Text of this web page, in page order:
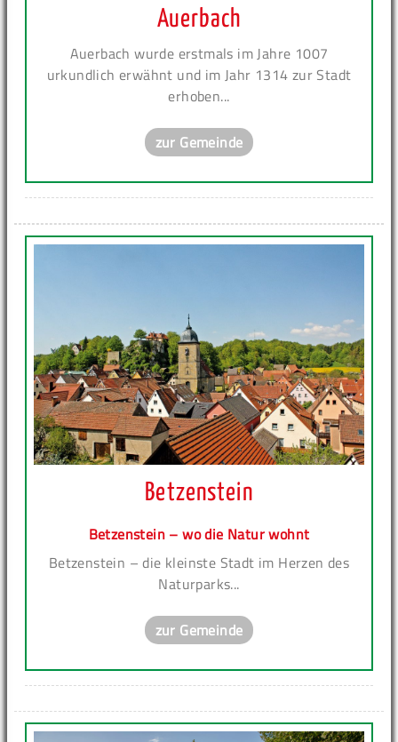
Auerbach
Auerbach wurde erstmals im Jahre 1007
urkundlich erwähnt und im Jahr 1314 zur Stadt
erhoben...
zur Gemeinde
Betzenstein
Betzenstein – wo die Natur wohnt
Betzenstein – die kleinste Stadt im Herzen des
Naturparks...
zur Gemeinde